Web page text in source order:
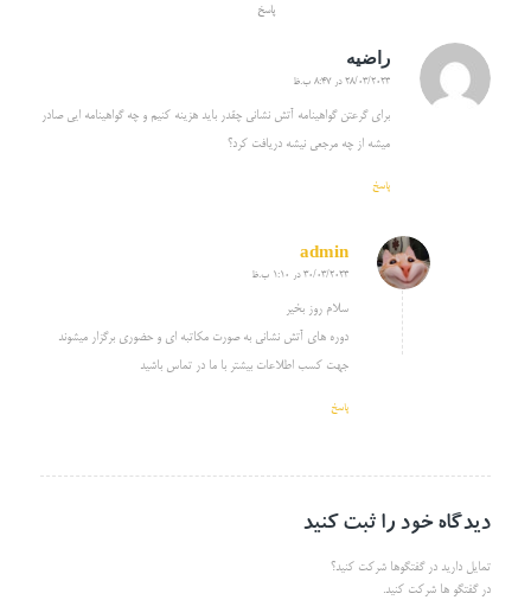
پاسخ
راضیه
گفته:
28/03/2023 در 8:47 ب.ظ
برای گرعتن گواهینامه آتش نشانی چقدر باید هزینه کنیم و چه گواهینامه ایی صادر
میشه از چه مرجعی نیشه دریافت کرد؟
پاسخ
admin
گفته:
30/03/2023 در 1:10 ب.ظ
سلام روز بخیر
دوره های آتش نشانی به صورت مکاتبه ای و حضوری برگزار میشوند
جهت کسب اطلاعات بیشتر با ما در تماس باشید
پاسخ
دیدگاه خود را ثبت کنید
تمایل دارید در گفتگوها شرکت کنید؟
در گفتگو ها شرکت کنید.